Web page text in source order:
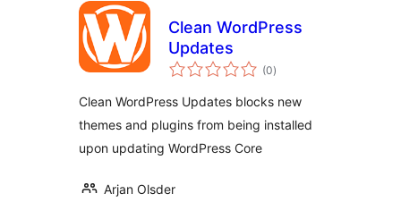
Clean WordPress
Updates
(0totale
vurderinger
)
Clean WordPress Updates blocks new
themes and plugins from being installed
upon updating WordPress Core
Arjan Olsder